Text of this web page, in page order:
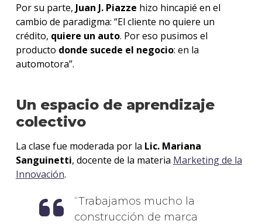
Por su parte, Juan J. Piazze hizo hincapié en el
cambio de paradigma: “El cliente no quiere un
crédito, quiere un auto. Por eso pusimos el
producto donde sucede el negocio: en la
automotora”.
Un espacio de aprendizaje
colectivo
La clase fue moderada por la Lic. Mariana
Sanguinetti, docente de la materia Marketing de la
Innovación.
Trabajamos mucho la
construcción de marca